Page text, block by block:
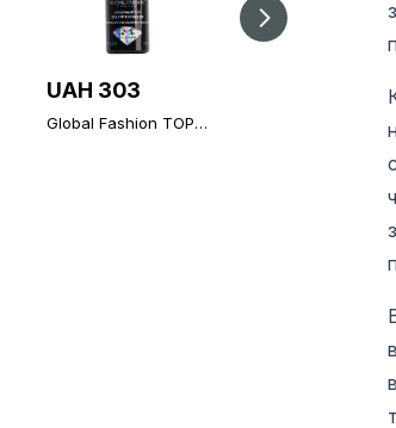
UAH 303
Global Fashion TOP
Magnet for